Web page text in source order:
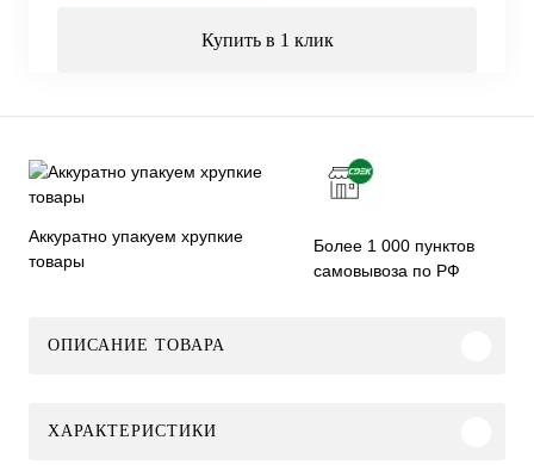
Купить в 1 клик
Аккуратно упакуем хрупкие
товары
Более 1 000 пунктов
самовывоза по РФ
ОПИСАНИЕ ТОВАРА
ХАРАКТЕРИСТИКИ